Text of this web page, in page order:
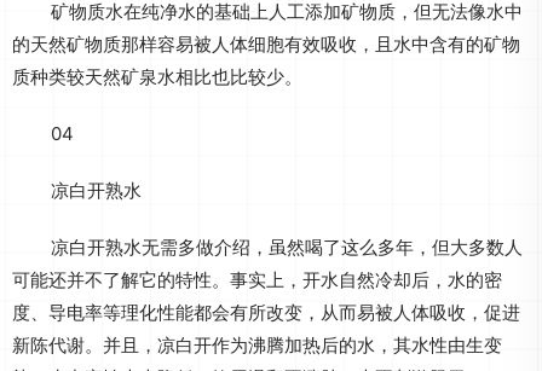
矿物质水在纯净水的基础上人工添加矿物质，但无法像水中
的天然矿物质那样容易被人体细胞有效吸收，且水中含有的矿物
质种类较天然矿泉水相比也比较少。
04
凉白开熟水
凉白开熟水无需多做介绍，虽然喝了这么多年，但大多数人
可能还并不了解它的特性。事实上，开水自然冷却后，水的密
度、导电率等理化性能都会有所改变，从而易被人体吸收，促进
新陈代谢。并且，凉白开作为沸腾加热后的水，其水性由生变